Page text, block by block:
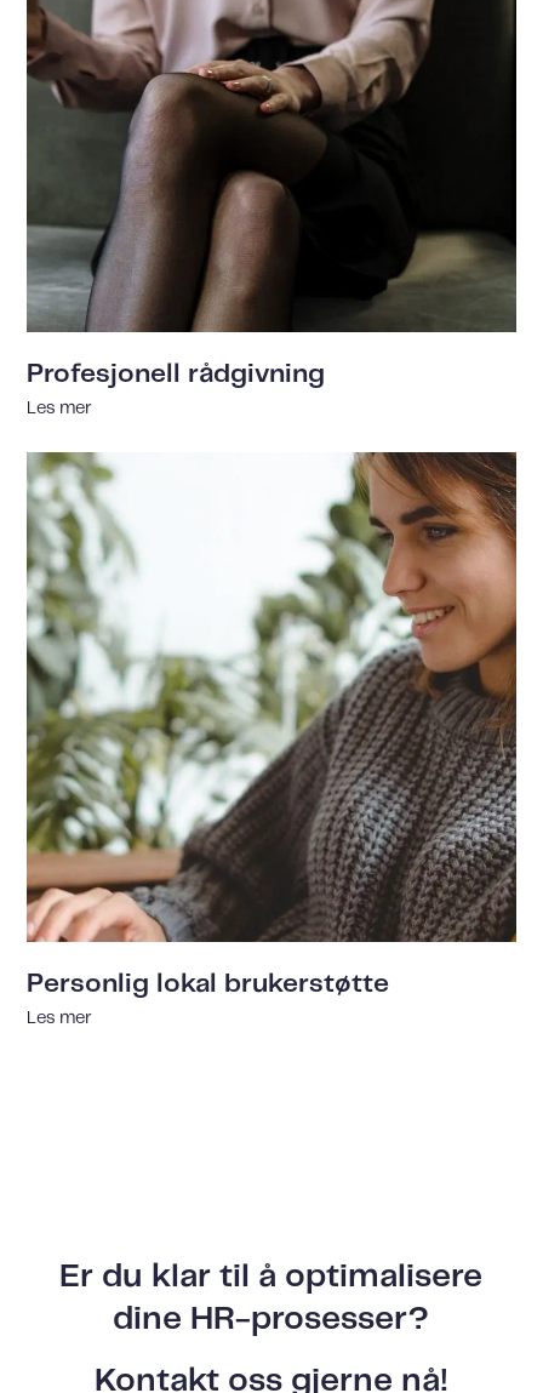
Profesjonell rådgivning
Les mer
Personlig lokal brukerstøtte
Les mer
Er du klar til å optimalisere
dine HR-prosesser?
Kontakt oss gjerne nå!